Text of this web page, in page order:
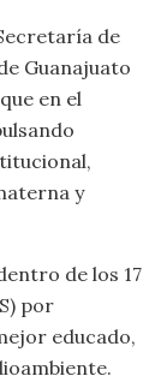
de
Guanajuato
en el
y
de los 17
por
educado,